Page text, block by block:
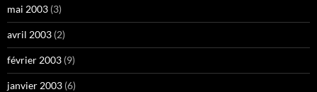
mai 2003 (3)
avril 2003 (2)
février 2003 (9)
janvier 2003 (6)